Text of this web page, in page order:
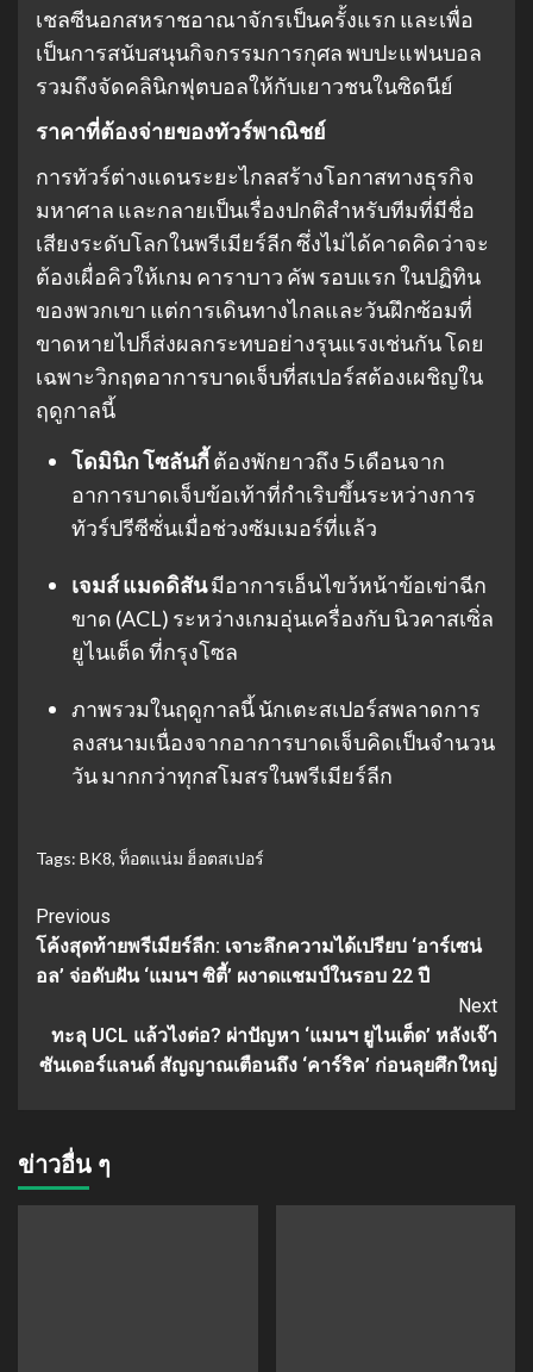
เชลซีนอกสหราชอาณาจักรเป็นครั้งแรก และเพื่อ
เป็นการสนับสนุนกิจกรรมการกุศล พบปะแฟนบอล
รวมถึงจัดคลินิกฟุตบอลให้กับเยาวชนในซิดนีย์
ราคาที่ต้องจ่ายของทัวร์พาณิชย์
การทัวร์ต่างแดนระยะไกลสร้างโอกาสทางธุรกิจ
มหาศาล และกลายเป็นเรื่องปกติสำหรับทีมที่มีชื่อ
เสียงระดับโลกในพรีเมียร์ลีก ซึ่งไม่ได้คาดคิดว่าจะ
ต้องเผื่อคิวให้เกม คาราบาว คัพ รอบแรก ในปฏิทิน
ของพวกเขา แต่การเดินทางไกลและวันฝึกซ้อมที่
ขาดหายไปก็ส่งผลกระทบอย่างรุนแรงเช่นกัน โดย
เฉพาะวิกฤตอาการบาดเจ็บที่สเปอร์สต้องเผชิญใน
ฤดูกาลนี้
โดมินิก โซลันกี้ต้องพักยาวถึง 5 เดือนจาก
อาการบาดเจ็บข้อเท้าที่กำเริบขึ้นระหว่างการ
ทัวร์ปรีซีซั่นเมื่อช่วงซัมเมอร์ที่แล้ว
เจมส์ แมดดิสันมีอาการเอ็นไขว้หน้าข้อเข่าฉีก
ขาด (ACL) ระหว่างเกมอุ่นเครื่องกับ นิวคาสเซิ่ล
ยูไนเต็ด ที่กรุงโซล
ภาพรวมในฤดูกาลนี้ นักเตะสเปอร์สพลาดการ
ลงสนามเนื่องจากอาการบาดเจ็บคิดเป็นจำนวน
วัน มากกว่าทุกสโมสรในพรีเมียร์ลีก
Tags: BK8, ท็อตแน่ม ฮ็อตสเปอร์
Continue
Reading
Previous
โค้งสุดท้ายพรีเมียร์ลีก: เจาะลึกความได้เปรียบ ‘อาร์เซน่
อล’ จ่อดับฝัน ‘แมนฯ ซิตี้’ ผงาดแชมป์ในรอบ 22 ปี
Next
ทะลุ UCL แล้วไงต่อ? ผ่าปัญหา ‘แมนฯ ยูไนเต็ด’ หลังเจ๊า
ซันเดอร์แลนด์ สัญญาณเตือนถึง ‘คาร์ริค’ ก่อนลุยศึกใหญ่
ข่าวอื่น ๆ